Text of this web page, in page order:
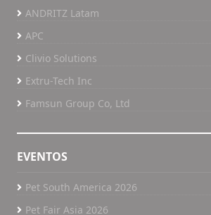
ANDRITZ Latam
APC
Clivio Solutions
Extru-Tech Inc
Famsun Group Co, Ltd
EVENTOS
Pet South America 2026
Pet Fair Asia 2026